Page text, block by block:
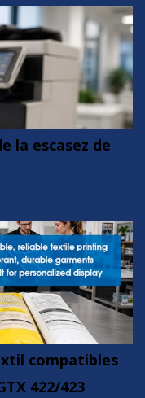
la escasez de
compatibles
422/423